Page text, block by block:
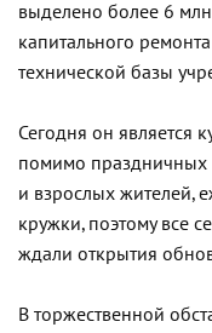
выделено более 6
капитального
технической базы
Сегодня он является
помимо праздничных
и взрослых жителей,
кружки, поэтому все
ждали открытия
В торжественной